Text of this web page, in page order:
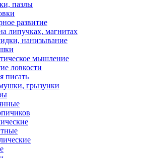
пазлы
развитие
липучках, магнитах
нанизывание
мышление
ловкости
писать
грызунки